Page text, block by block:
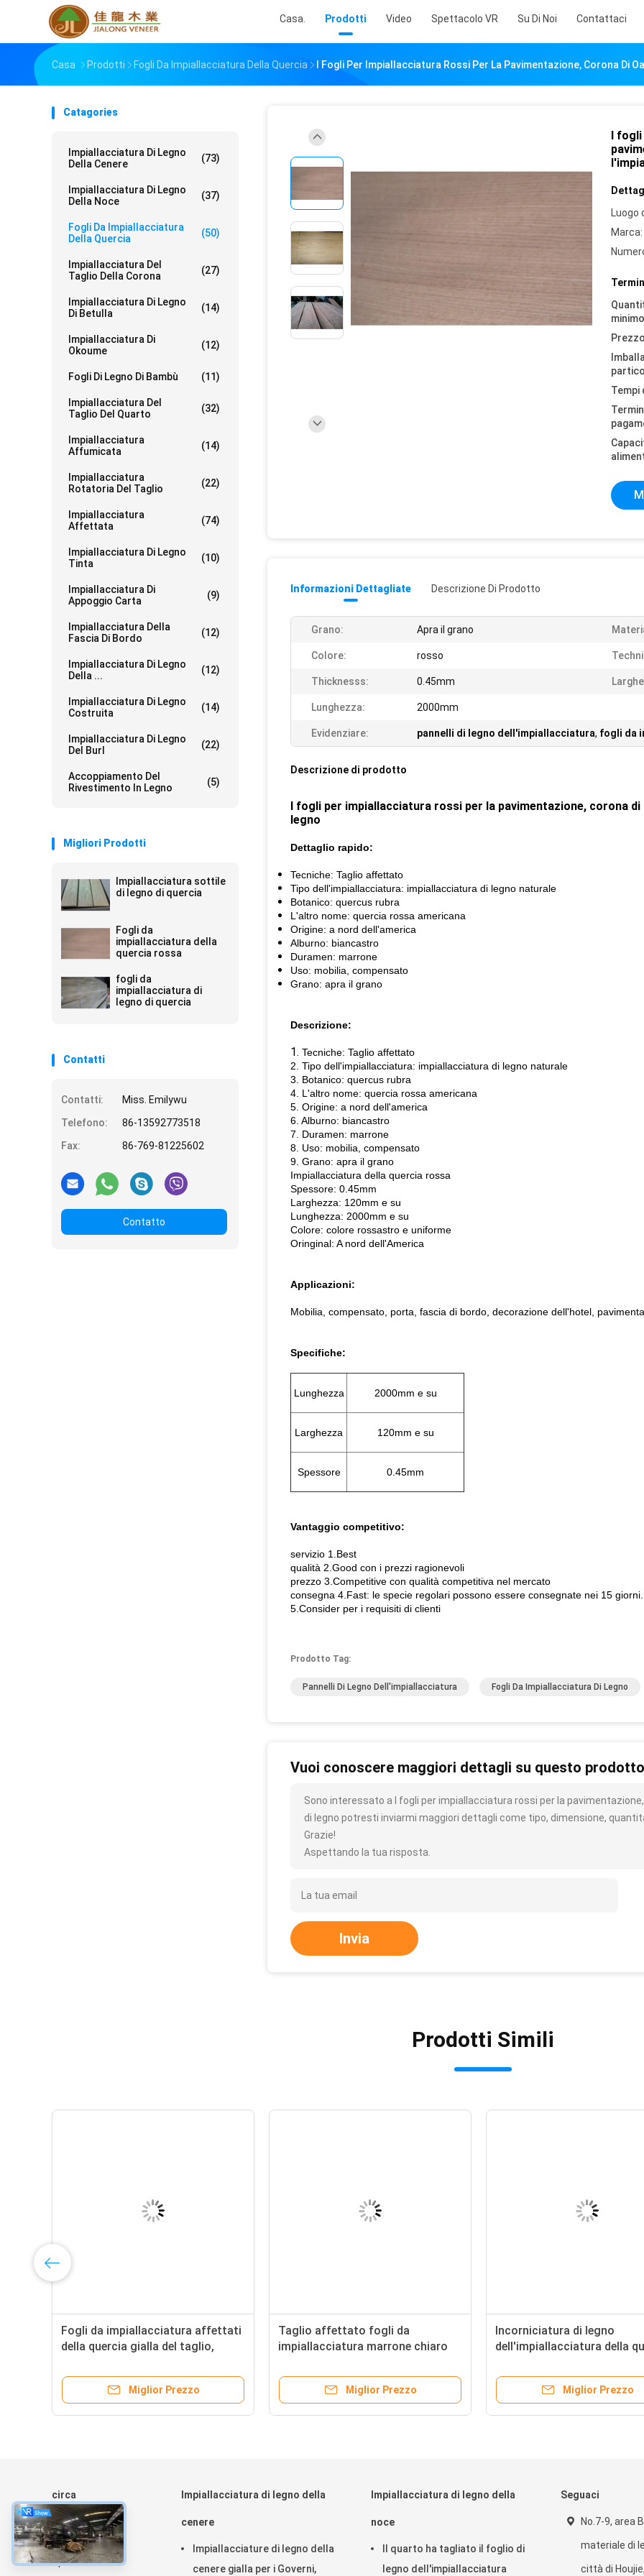
Casa. Prodotti Video Spettacolo VR Su Di Noi Contattaci
Casa Prodotti Fogli Da Impiallacciatura Della Quercia I Fogli Per Impiallacciatura Rossi Per La Pavimentazione, Corona Di
Catagories
Impiallacciatura Di Legno
Della Cenere
(73)
Impiallacciatura Di Legno
Della Noce
(37)
Fogli Da Impiallacciatura
Della Quercia
(50)
Impiallacciatura Del
Taglio Della Corona
(27)
Impiallacciatura Di Legno
Di Betulla
(14)
Impiallacciatura Di
Okoume
(12)
Fogli Di Legno Di Bambù (11)
Impiallacciatura Del
Taglio Del Quarto
(32)
Impiallacciatura
Affumicata
(14)
Impiallacciatura
Rotatoria Del Taglio
(22)
Impiallacciatura
Affettata
(74)
Impiallacciatura Di Legno
Tinta
(10)
Impiallacciatura Di
Appoggio Carta
(9)
Impiallacciatura Della
Fascia Di Bordo
(12)
Impiallacciatura Di Legno
Della ...
(12)
Impiallacciatura Di Legno
Costruita
(14)
Impiallacciatura Di Legno
Del Burl
(22)
Accoppiamento Del
Rivestimento In Legno
(5)
Migliori Prodotti
Impiallacciatura sottile
di legno di quercia
Fogli da
impiallacciatura della
quercia rossa
fogli da
impiallacciatura di
legno di quercia
Contatti
Contatti:
Miss. Emilywu
Telefono:
86-13592773518
Fax:
86-769-81225602
Contatto
I
Luogo
Marca:
Tempi
Informazioni Dettagliate Descrizione Di Prodotto
Grano: Apra il grano
Colore: rosso
Thicknesss: 0.45mm
Lunghezza: 2000mm
Evidenziare: pannelli di legno dell'impiallacciatura, fogli da
Descrizione di prodotto
I fogli per impiallacciatura rossi per la pavimentazione, corona
legno
Dettaglio rapido:
Tecniche: Taglio affettato
Tipo dell'impiallacciatura: impiallacciatura di legno naturale
Botanico: quercus rubra
L'altro nome: quercia rossa americana
Origine: a nord dell'america
Alburno: biancastro
Duramen: marrone
Uso: mobilia, compensato
Grano: apra il grano
Descrizione:
1. Tecniche: Taglio affettato
2. Tipo dell'impiallacciatura: impiallacciatura di legno naturale
3. Botanico: quercus rubra
4. L'altro nome: quercia rossa americana
5. Origine: a nord dell'america
6. Alburno: biancastro
7. Duramen: marrone
8. Uso: mobilia, compensato
9. Grano: apra il grano
Impiallacciatura della quercia rossa
Spessore: 0.45mm
Larghezza: 120mm e su
Lunghezza: 2000mm e su
Colore: colore rossastro e uniforme
Oringinal: A nord dell'America
Applicazioni:
Mobilia, compensato, porta, fascia di bordo, decorazione dell'hotel,
Specifiche:
Lunghezza 2000mm e su
Larghezza 120mm e su
Spessore 0.45mm
Vantaggio competitivo:
servizio 1.Best
qualità 2.Good con i prezzi ragionevoli
prezzo 3.Competitive con qualità competitiva nel mercato
consegna 4.Fast: le specie regolari possono essere consegnate nei 15 giorni.
5.Consider per i requisiti di clienti
Prodotto Tag:
Pannelli Di Legno Dell'impiallacciatura Fogli Da Impiallacciatura Di Legno
Vuoi conoscere maggiori dettagli su questo prodotto
Sono interessato a I fogli per impiallacciatura rossi per la
di legno potresti inviarmi maggiori dettagli come tipo, dimensione,
Grazie!
Aspettando la tua risposta.
Invia
Prodotti Simili
Fogli da impiallacciatura affettati
della quercia gialla del taglio,
della porta
Miglior Prezzo
Taglio affettato fogli da
impiallacciatura marrone chiaro
pollici dell'impiallacciatura
Miglior Prezzo
Incorniciatura di legno
dell'impiallacciatura della
decorativa naturale del
Miglior Prezzo
circa
Casa.
Prodotti
Spettacolo VR
Impiallacciatura di legno della
cenere
Impiallacciature di legno della
cenere gialla per i Governi,
Impiallacciatura di legno della
noce
Il quarto ha tagliato il foglio di
legno dell'impiallacciatura
Seguaci
No.7-9, area
materiale di
città di